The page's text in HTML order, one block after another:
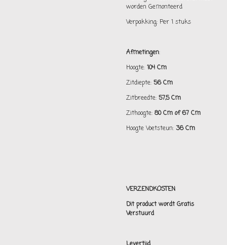
worden Gemonteerd
Verpakking: Per 1 stuks
Afmetingen:
Hoogte: 104 Cm
Zitdiepte: 56 Cm
Zitbreedte: 57,5 Cm
Zithoogte: 80 Cm of 67 Cm
Hoogte Voetsteun: 36 Cm
VERZENDKOSTEN
Dit product wordt Gratis
Verstuurd